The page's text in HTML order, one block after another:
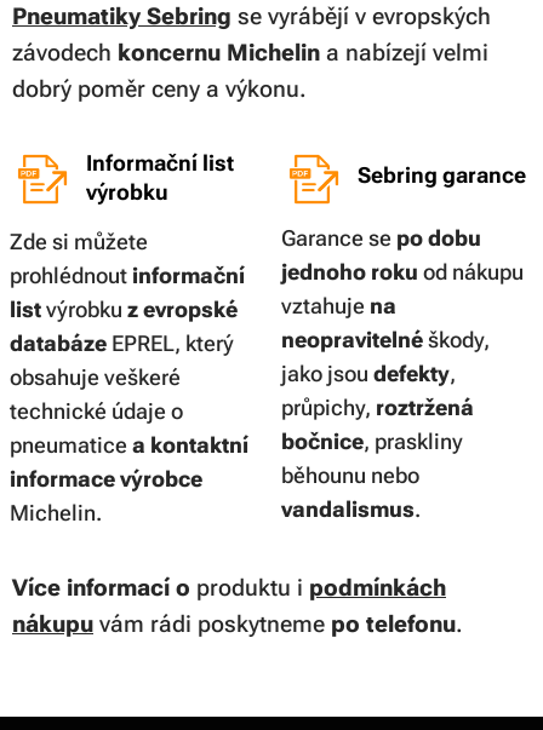
Pneumatiky Sebring se vyrábějí v evropských
závodech koncernu Michelin a nabízejí velmi
dobrý poměr ceny a výkonu.
Informační list
výrobku
Zde si můžete
prohlédnout informační
listvýrobku z evropské
databáze EPREL, který
obsahuje veškeré
technické údaje o
pneumatice a kontaktní
informace výrobce
Michelin.
Sebring garance
Garance se po dobu
jednoho roku od nákupu
vztahuje na
neopravitelnéškody,
jako jsou defekty,
průpichy, roztržená
bočnice, praskliny
běhounu nebo
vandalismus.
Více informací o produktu i podmínkách
nákupu vám rádi poskytneme po telefonu.